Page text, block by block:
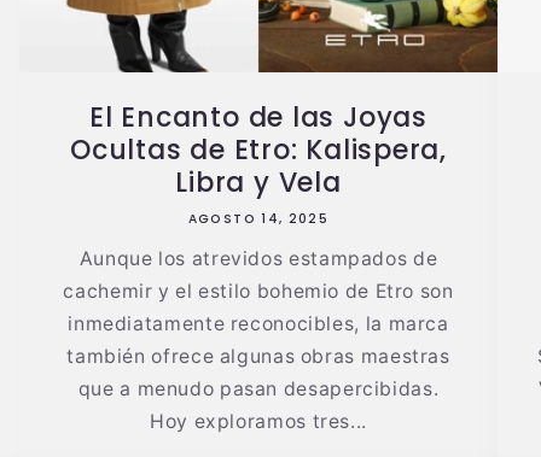
El Encanto de las Joyas
Ocultas de Etro: Kalispera,
Libra y Vela
AGOSTO 14, 2025
Aunque los atrevidos estampados de
cachemir y el estilo bohemio de Etro son
inmediatamente reconocibles, la marca
también ofrece algunas obras maestras
que a menudo pasan desapercibidas.
Hoy exploramos tres...